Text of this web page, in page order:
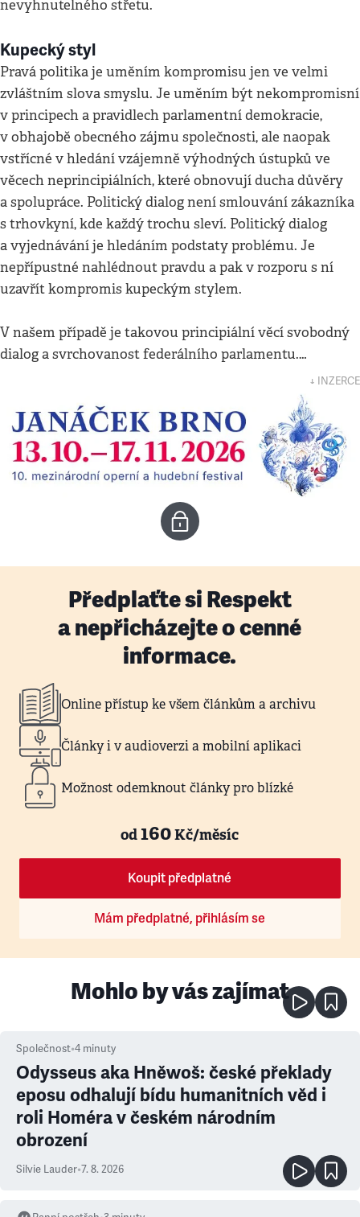
nevyhnutelného střetu.
Kupecký styl
Pravá politika je uměním kompromisu jen ve velmi
zvláštním slova smyslu. Je uměním být nekompromisní
v principech a pravidlech parlamentní demokracie,
v obhajobě obecného zájmu společnosti, ale naopak
vstřícné v hledání vzájemně výhodných ústupků ve
věcech neprincipiálních, které obnovují ducha důvěry
a spolupráce. Politický dialog není smlouvání zákazníka
s trhovkyní, kde každý trochu sleví. Politický dialog
a vyjednávání je hledáním podstaty problému. Je
nepřípustné nahlédnout pravdu a pak v rozporu s ní
uzavřít kompromis kupeckým stylem.
V našem případě je takovou principiální věcí svobodný
dialog a svrchovanost federálního parlamentu.…
↓ INZERCE
Předplaťte si Respekt
a nepřicházejte o cenné
informace.
Online přístup ke všem článkům a archivu
Články i v audioverzi a mobilní aplikaci
Možnost odemknout články pro blízké
od160Kč/měsíc
Koupit předplatné
Mám předplatné, přihlásím se
Mohlo by vás zajímat
Společnost•4 minuty
Odysseus aka Hněwoš: české překlady
eposu odhalují bídu humanitních věd i
roli Homéra v českém národním
obrození
Silvie Lauder•7. 8. 2026